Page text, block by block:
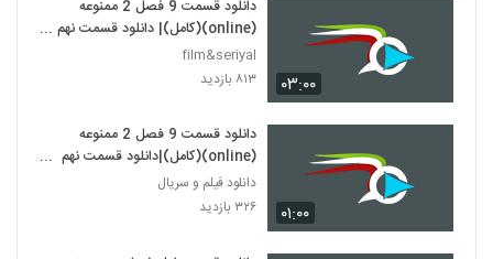
۰۳:۰۰
دانلود قسمت 9 فصل 2 ممنوعه
(online)(کامل)| دانلود قسمت نهم
فصل دوم ممنوعه (قانونی)/ میهن
ویدئو
film&seriyal
۸۱۳ بازدید
۰۱:۰۰
دانلود قسمت 9 فصل 2 ممنوعه
(online)(کامل)|دانلود قسمت نهم
فصل دوم ممنوعه (قانونی)
دانلود فیلم و سریال
۳۲۶ بازدید